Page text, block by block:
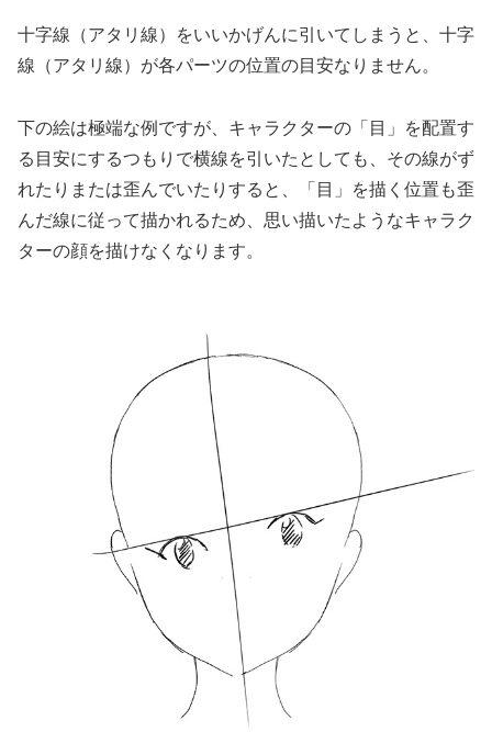
十字線（アタリ線）をいいかげんに引いてしまうと、十字
線（アタリ線）が各パーツの位置の目安なりません。
下の絵は極端な例ですが、キャラクターの「目」を配置す
る目安にするつもりで横線を引いたとしても、その線がず
れたりまたは歪んでいたりすると、「目」を描く位置も歪
んだ線に従って描かれるため、思い描いたようなキャラク
ターの顔を描けなくなります。